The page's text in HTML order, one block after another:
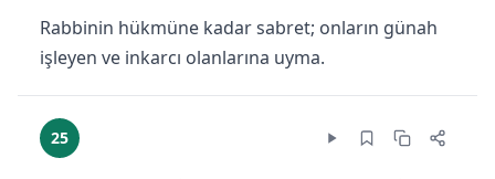
Rabbinin hükmüne kadar sabret; onların günah
işleyen ve inkarcı olanlarına uyma.
25